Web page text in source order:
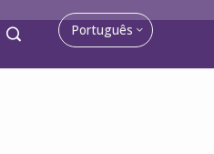
Português